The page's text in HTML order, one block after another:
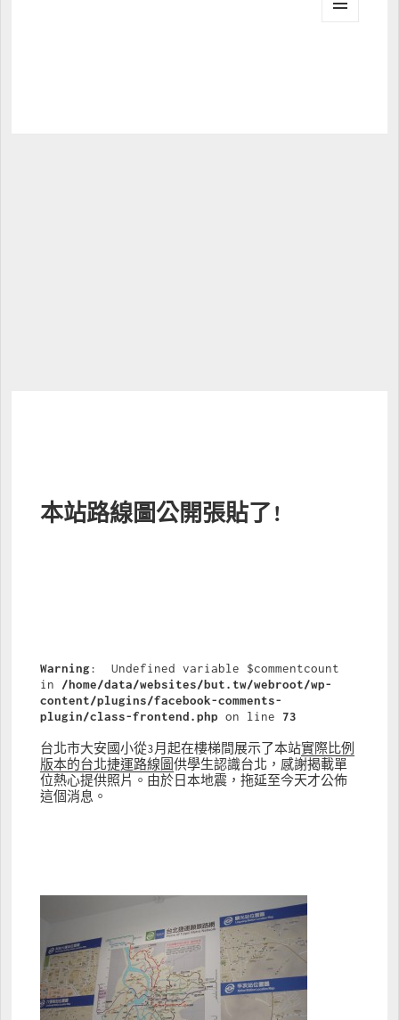
本站路線圖公開張貼了!
Warning:  Undefined variable $commentcount
in /home/data/websites/but.tw/webroot/wp-
content/plugins/facebook-comments-
plugin/class-frontend.php on line 73
台北市大安國小從3月起在樓梯間展示了本站實際比例
版本的台北捷運路線圖供學生認識台北，感謝揭載單
位熱心提供照片。由於日本地震，拖延至今天才公佈
這個消息。